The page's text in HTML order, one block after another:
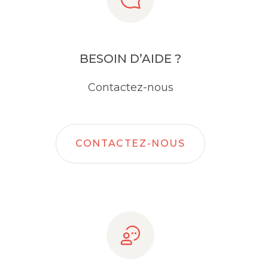
BESOIN D’AIDE ?
Contactez-nous
CONTACTEZ-NOUS